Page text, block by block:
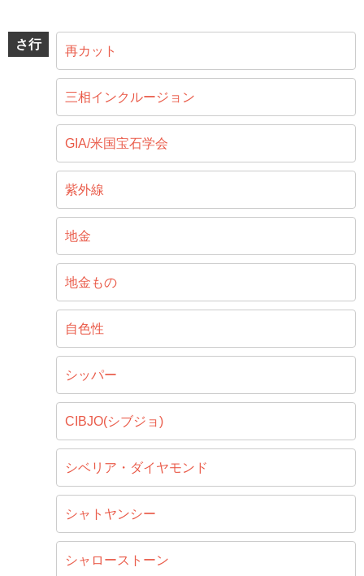
さ行 再カット
三相インクルージョン
GIA/米国宝石学会
紫外線
地金
地金もの
自色性
シッパー
CIBJO(シブジョ)
シベリア・ダイヤモンド
シャトヤンシー
シャローストーン